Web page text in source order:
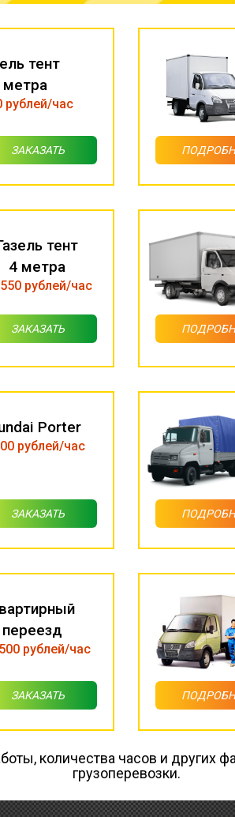
тент
метра
рублей/час
ЗАКАЗАТЬ
тент
4 метра
рублей/час
ЗАКАЗАТЬ
Porter
рублей/час
ЗАКАЗАТЬ
переезд
рублей/час
ЗАКАЗАТЬ
количества часов и других
грузоперевозки.